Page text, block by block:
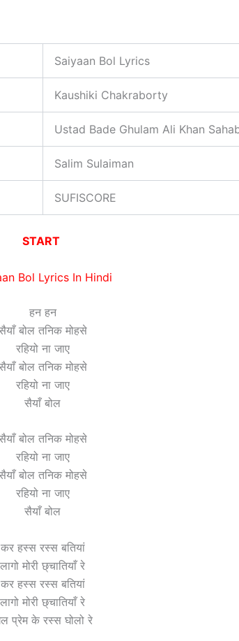
Saiyaan Bol Lyrics
Kaushiki Chakraborty
Ustad Bade Ghulam Ali Khan
Salim Sulaiman
SUFISCORE
START
Bol Lyrics In Hindi
हन हन
बोल तनिक मोहसे
रहियो ना जाए
बोल तनिक मोहसे
रहियो ना जाए
सैयाँ बोल
बोल तनिक मोहसे
रहियो ना जाए
बोल तनिक मोहसे
रहियो ना जाए
सैयाँ बोल
कर हस्स रस्स बतियां
लागो मोरी छ्चातियाँ रे
कर हस्स रस्स बतियां
लागो मोरी छ्चातियाँ रे
प्रेम के रस्स घोलो रे